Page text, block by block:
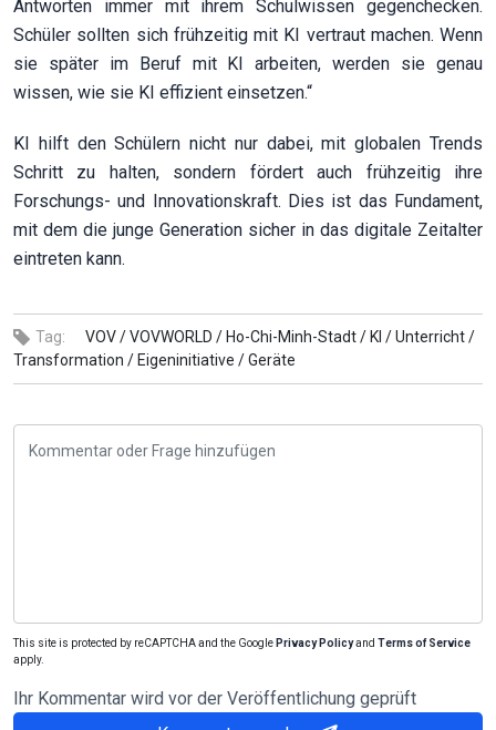
Antworten immer mit ihrem Schulwissen gegenchecken.
Schüler sollten sich frühzeitig mit KI vertraut machen. Wenn
sie später im Beruf mit KI arbeiten, werden sie genau
wissen, wie sie KI effizient einsetzen.“
KI hilft den Schülern nicht nur dabei, mit globalen Trends
Schritt zu halten, sondern fördert auch frühzeitig ihre
Forschungs- und Innovationskraft. Dies ist das Fundament,
mit dem die junge Generation sicher in das digitale Zeitalter
eintreten kann.
Tag: VOV /VOVWORLD / Ho-Chi-Minh-Stadt / KI /Unterricht /
Transformation / Eigeninitiative /Geräte
This site is protected by reCAPTCHA and the Google Privacy Policyand Terms of Service
apply.
Ihr Kommentar wird vor der Veröffentlichung geprüft